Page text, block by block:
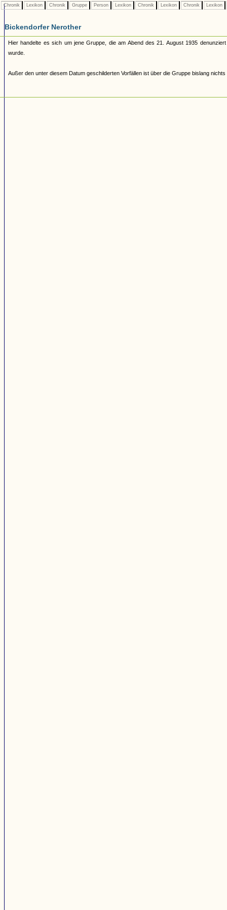
Chronik Lexikon Chronik Gruppe Person Lexikon Chronik Lexikon Chronik Lexikon
Bickendorfer Nerother
Hier handelte es sich um jene Gruppe, die am Abend des 21. August 1935
wurde.
Außer den unter diesem Datum geschilderten Vorfällen ist über die Gruppe bislang nichts